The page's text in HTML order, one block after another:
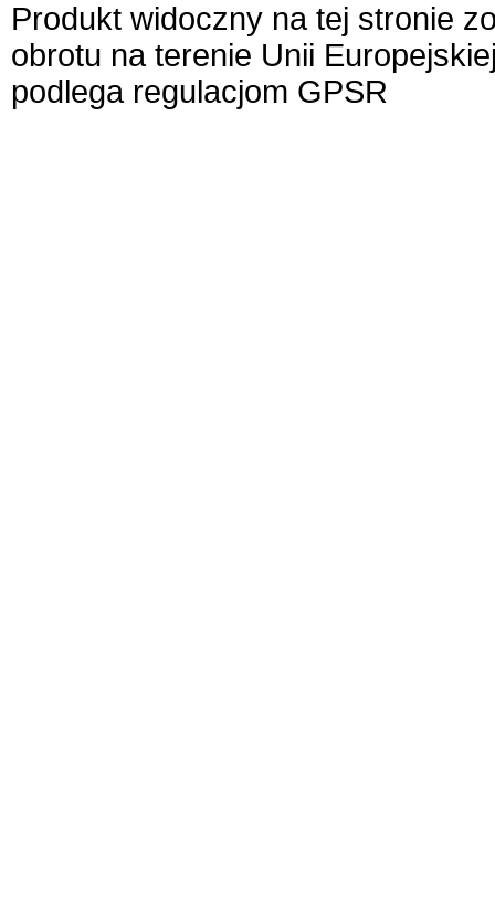
Produkt widoczny na tej stronie
obrotu na terenie Unii
podlega regulacjom GPSR